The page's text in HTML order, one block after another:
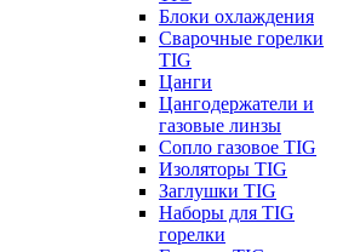
Блоки охлаждения
Сварочные горелки
TIG
Цанги
Цангодержатели и
газовые линзы
Сопло газовое TIG
Изоляторы TIG
Заглушки TIG
Наборы для TIG
горелки